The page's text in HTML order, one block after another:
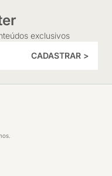
exclusivos
CADASTRAR >